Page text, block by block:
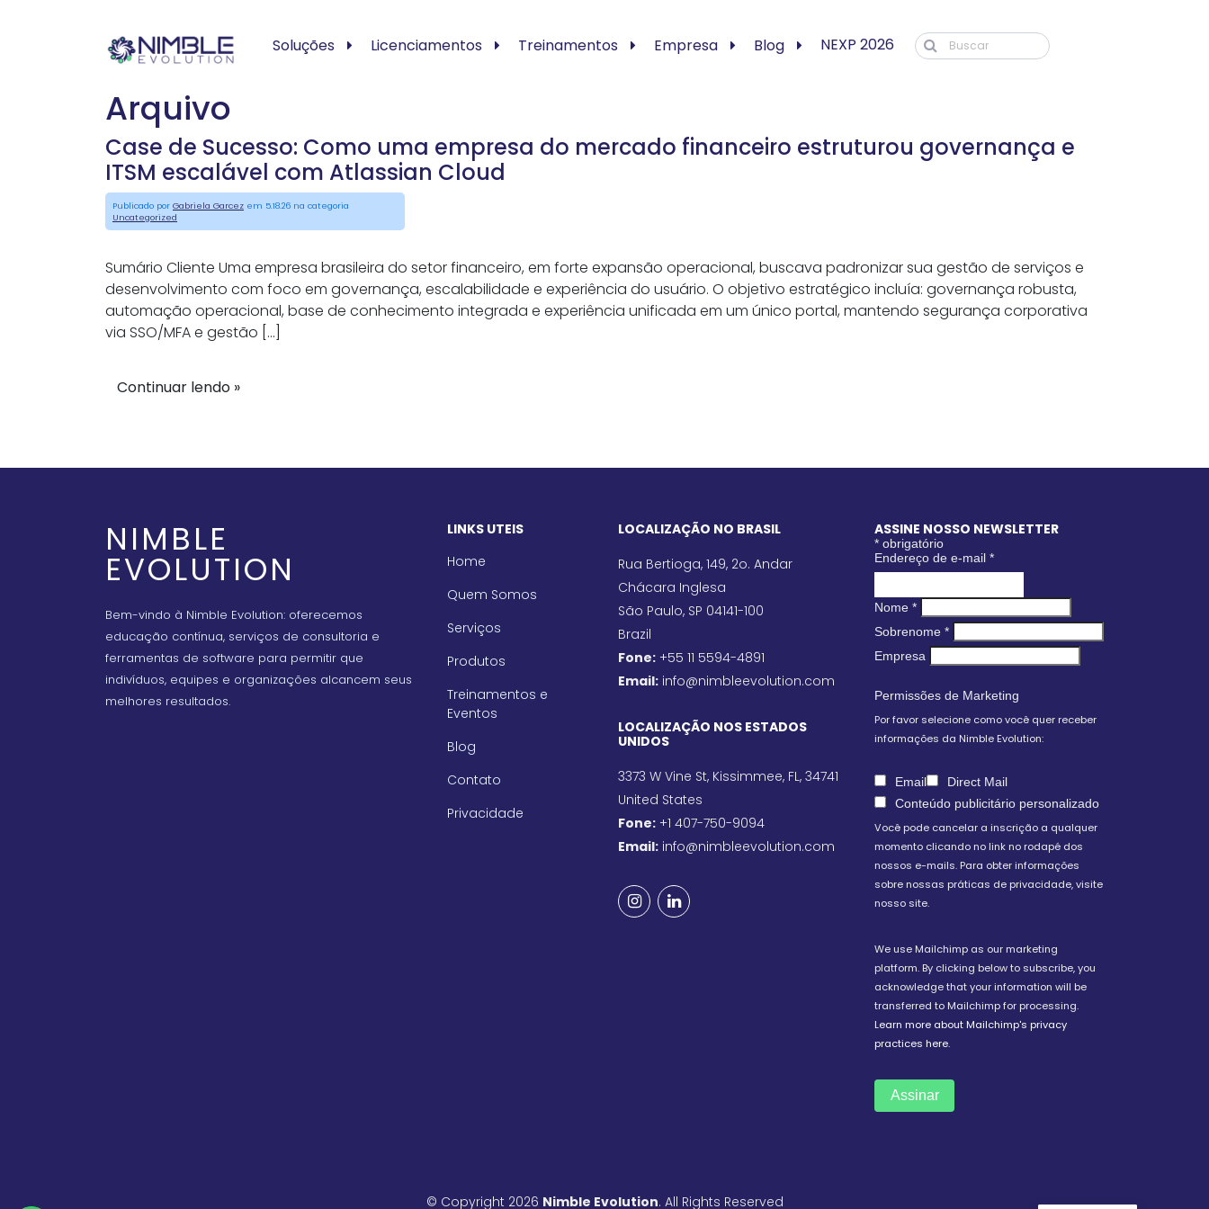
Soluções Licenciamentos Treinamentos Empresa Blog NEXP 2026
Arquivo
Case de Sucesso: Como uma empresa do mercado financeiro estruturou governança e
ITSM escalável com Atlassian Cloud
Publicado por Gabriela Garcez em 5.18.26 na categoria
Uncategorized
Sumário Cliente Uma empresa brasileira do setor financeiro, em forte expansão operacional, buscava padronizar sua gestão de serviços e
desenvolvimento com foco em governança, escalabilidade e experiência do usuário. O objetivo estratégico incluía: governança robusta,
automação operacional, base de conhecimento integrada e experiência unificada em um único portal, mantendo segurança corporativa
via SSO/MFA e gestão […]
Continuar lendo »
NIMBLE
EVOLUTION
Bem-vindo à Nimble Evolution: oferecemos
educação contínua, serviços de consultoria e
ferramentas de software para permitir que
indivíduos, equipes e organizações alcancem seus
melhores resultados.
LINKS UTEIS
Home
Quem Somos
Serviços
Produtos
Treinamentos e
Eventos
Blog
Contato
Privacidade
LOCALIZAÇÃO NO BRASIL
Rua Bertioga, 149, 2o. Andar
Chácara Inglesa
São Paulo, SP 04141-100
Brazil
Fone: +55 11 5594-4891
Email: info@nimbleevolution.com
LOCALIZAÇÃO NOS ESTADOS
UNIDOS
3373 W Vine St, Kissimmee, FL, 34741
United States
Fone: +1 407-750-9094
Email: info@nimbleevolution.com
ASSINE NOSSO NEWSLETTER
* obrigatório
Endereço de e-mail *
Nome *
Sobrenome *
Empresa
Permissões de Marketing
Por favor selecione como você quer receber
informações da Nimble Evolution:
Email
Direct Mail
Conteúdo publicitário personalizado
Você pode cancelar a inscrição a qualquer
momento clicando no link no rodapé dos
nossos e-mails. Para obter informações
sobre nossas práticas de privacidade, visite
nosso site.
We use Mailchimp as our marketing
platform. By clicking below to subscribe, you
acknowledge that your information will be
transferred to Mailchimp for processing.
Learn more about Mailchimp's privacy
practices here.
© Copyright 2026 Nimble Evolution. All Rights Reserved